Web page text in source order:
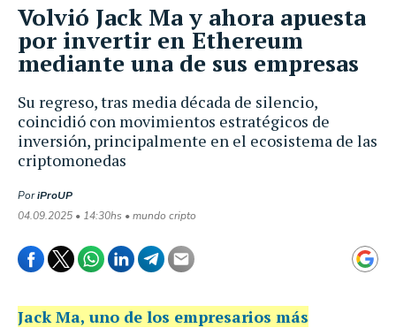
Su regreso, tras media década de silencio,
coincidió con movimientos estratégicos de
inversión, principalmente en el ecosistema de las
criptomonedas
PoriProUP
04.09.2025 • 14:30hs • mundo cripto
Volvió Jack Ma y ahora apuesta
por invertir en Ethereum
mediante una de sus empresas
Jack Ma, uno de los empresarios más